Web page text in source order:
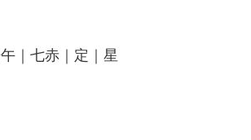
午｜七赤｜定｜星